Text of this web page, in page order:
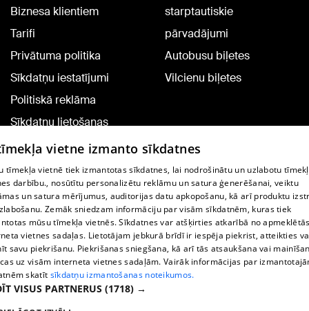
Biznesa klientiem
Tarifi
Privātuma politika
Sīkdatņu iestatījumi
Politiskā reklāma
Sīkdatņu lietošanas
noteikumi
Komentāru pievienošana
starptautiskie
pārvadājumi
Autobusu biļetes
Vilcienu biļetes
TV programma
Līguma noteikumi
360 Ziņu kontakti
Helio Media
Portāla palīdzības dienests: e-pasts -
vietne izmanto sīkdatnes
tīmekļa vietnē tiek izmantotas sīkdatnes, lai nodrošinātu un uzlabotu
darbību., nosūtītu personalizētu reklāmu un satura ģenerēšanai, veiktu
un satura mērījumus, auditorijas datu apkopošanu, kā arī produktu
Zemāk sniedzam informāciju par visām sīkdatnēm, kuras tiek
mūsu tīmekļa vietnēs. Sīkdatnes var atšķirties atkarībā no
vietnes sadaļas. Lietotājam jebkurā brīdī ir iespēja piekrist, atteikties
savu piekrišanu. Piekrišanas sniegšana, kā arī tās atsaukšana vai
uz visām interneta vietnes sadaļām. Vairāk informācijas par
skatīt sīkdatņu izmantošanas noteikumos.
VISUS PARTNERUS (1718) →